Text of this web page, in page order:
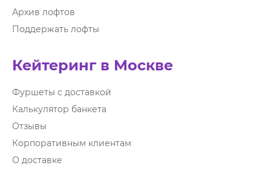
Архив лофтов
Поддержать лофты
Кейтеринг в Москве
Фуршеты с доставкой
Калькулятор банкета
Отзывы
Корпоративным клиентам
О доставке